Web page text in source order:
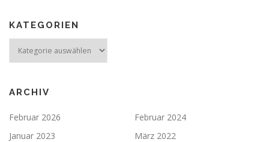
KATEGORIEN
ARCHIV
Februar 2026
Februar 2024
Januar 2023
März 2022